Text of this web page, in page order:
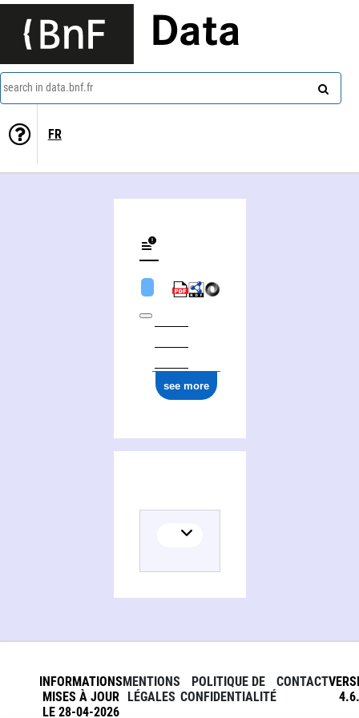
Data
search in data.bnf.fr
FR
see more
INFORMATIONS
MISES À JOUR
LE 28-04-2026
MENTIONS
LÉGALES
POLITIQUE DE
CONFIDENTIALITÉ
CONTACT